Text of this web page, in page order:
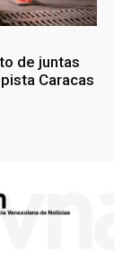
de juntas
Caracas